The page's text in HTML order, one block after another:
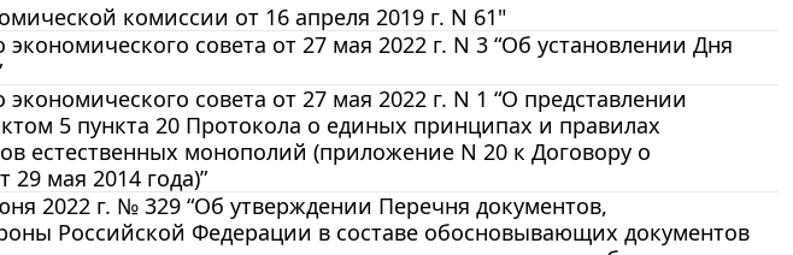
комиссии от 16 апреля 2019 г. N 61"
совета от 27 мая 2022 г. N 3 “Об установлении Дня
совета от 27 мая 2022 г. N 1 “О представлении
5 пункта 20 Протокола о единых принципах и правилах
естественных монополий (приложение N 20 к Договору о
мая 2014 года)”
2022 г. № 329 “Об утверждении Перечня документов,
Российской Федерации в составе обосновывающих документов